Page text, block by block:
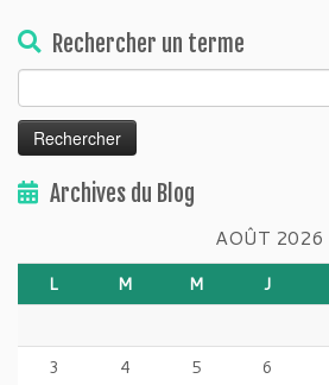
Rechercher un terme
Archives du Blog
AOÛT 2026
L M M J
3
4 5 6